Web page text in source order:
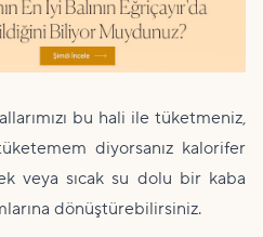
bu hali ile tüketmeniz,
diyorsanız kalorifer
veya sıcak su dolu bir kaba
dönüştürebilirsiniz.